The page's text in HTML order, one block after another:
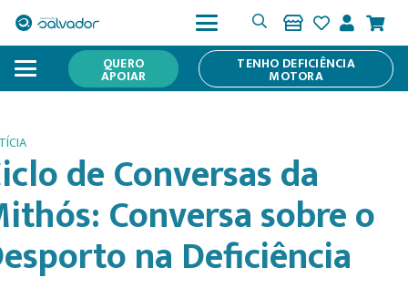
QUERO
APOIAR
TENHO DEFICIÊNCIA
MOTORA
de Conversas da
Conversa sobre o
na Deficiência